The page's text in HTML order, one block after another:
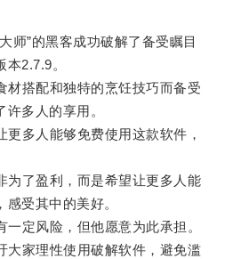
”的黑客成功破解了备受瞩目
2.7.9。
搭配和独特的烹饪技巧而备受
多人的享用。
多人能够免费使用这款软件，
了盈利，而是希望让更多人能
受其中的美好。
定风险，但他愿意为此承担。
家理性使用破解软件，避免滥